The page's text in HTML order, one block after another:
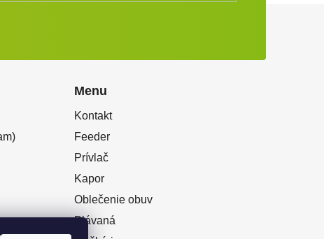
Menu
Kontakt
Feeder
Prívlač
Kapor
Oblečenie obuv
Plávaná